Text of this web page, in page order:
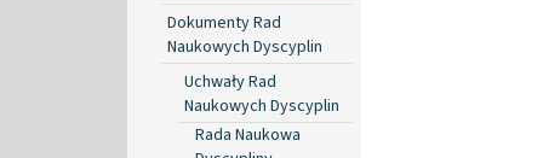
Dokumenty Rad
Naukowych Dyscyplin
Uchwały Rad
Naukowych Dyscyplin
Rada Naukowa